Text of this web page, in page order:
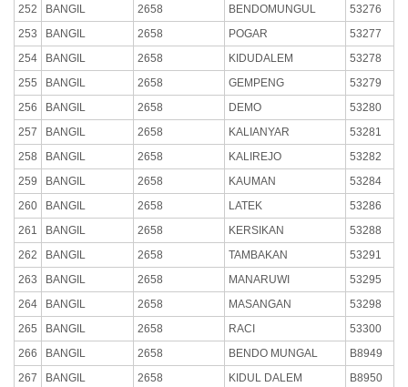
252
BANGIL 2658 BENDOMUNGUL
53276
253
BANGIL 2658 POGAR
53277
254
BANGIL 2658 KIDUDALEM
53278
255
BANGIL 2658 GEMPENG
53279
256
BANGIL 2658 DEMO
53280
257
BANGIL 2658 KALIANYAR
53281
258
BANGIL 2658 KALIREJO
53282
259
BANGIL 2658 KAUMAN
53284
260
BANGIL 2658 LATEK
53286
261
BANGIL 2658 KERSIKAN
53288
262
BANGIL 2658 TAMBAKAN
53291
263
BANGIL 2658 MANARUWI
53295
264
BANGIL 2658 MASANGAN
53298
265
BANGIL 2658 RACI
53300
266
BANGIL 2658 BENDO MUNGAL
B8949
267
BANGIL 2658 KIDUL DALEM
B8950